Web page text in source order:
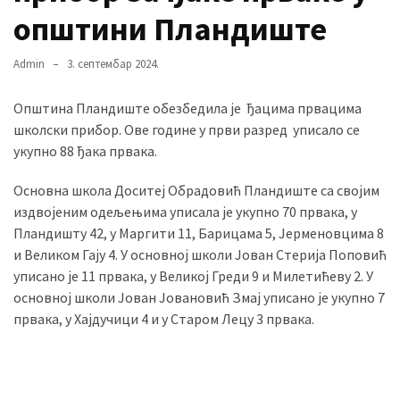
MOST
Вести
(901)
(872)
ГРАДОВИ
(810)
Пландиште
(139)
општини Пландиште
Admin 3. септембар 2024.
Општина Пландиште обезбедила је ђацима првацима
школски прибор. Ове године у први разред уписало се
укупно 88 ђака првака.
Основна школа Доситеј Обрадовић Пландиште са својим
издвојеним одељењима уписала је укупно 70 првака, у
Пландишту 42, у Маргити 11, Барицама 5, Јерменовцима 8
и Великом Гају 4. У основној школи Јован Стерија Поповић
уписано је 11 првака, у Великој Греди 9 и Милетићеву 2. У
основној школи Јован Јовановић Змај уписано је укупно 7
првака, у Хајдучици 4 и у Старом Лецу 3 првака.